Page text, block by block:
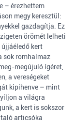
– érezhettem
megy keresztül:
gazdagítja. Ez
örömét lelheti
újjáéledő kert
sok romhalmaz
megújuló ígéret,
a vereségeket
kipihenve – mint
a világra
a kert is sokszor
articsóka